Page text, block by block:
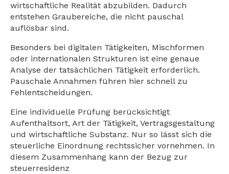
wirtschaftliche Realität abzubilden. Dadurch
entstehen Graubereiche, die nicht pauschal
auflösbar sind.
Besonders bei digitalen Tätigkeiten, Mischformen
oder internationalen Strukturen ist eine genaue
Analyse der tatsächlichen Tätigkeit erforderlich.
Pauschale Annahmen führen hier schnell zu
Fehlentscheidungen.
Eine individuelle Prüfung berücksichtigt
Aufenthaltsort, Art der Tätigkeit, Vertragsgestaltung
und wirtschaftliche Substanz. Nur so lässt sich die
steuerliche Einordnung rechtssicher vornehmen. In
diesem Zusammenhang kann der Bezug zur
steuerresidenz